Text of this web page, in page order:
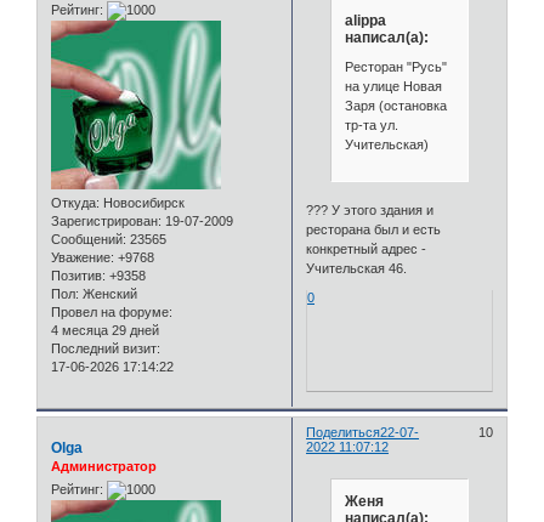
Рейтинг:
Откуда: Новосибирск
Зарегистрирован: 19-07-2009
Сообщений: 23565
Уважение: +9768
Позитив: +9358
Пол: Женский
Провел на форуме:
4 месяца 29 дней
Последний визит:
17-06-2026 17:14:22
alippa
написал(а):
Ресторан "Русь"
на улице Новая
Заря (остановка
тр-та ул.
Учительская)
??? У этого здания и
ресторана был и есть
конкретный адрес -
Учительская 46.
0
Поделиться 10
22-07-
2022 11:07:12
Olga
Администратор
Рейтинг:
Женя
написал(а):